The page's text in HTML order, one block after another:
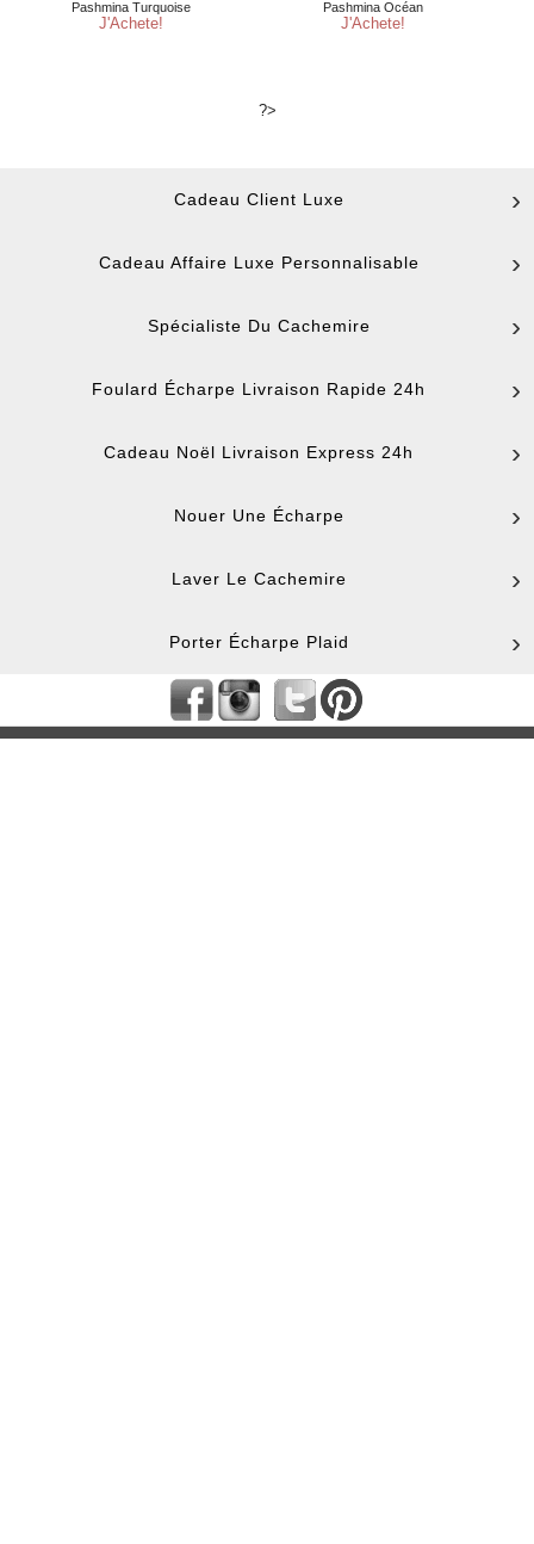
?>
Cadeau Client Luxe
Cadeau Affaire Luxe Personnalisable
Spécialiste Du Cachemire
Foulard Écharpe Livraison Rapide 24h
Cadeau Noël Livraison Express 24h
Nouer Une Écharpe
Laver Le Cachemire
Porter Écharpe Plaid